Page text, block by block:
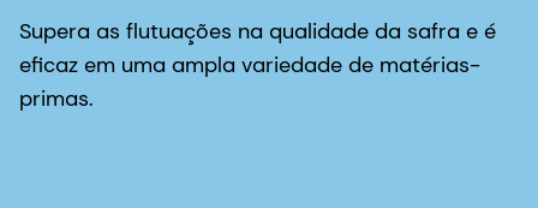
Supera as flutuações na qualidade da safra e é
eficaz em uma ampla variedade de matérias-
primas.